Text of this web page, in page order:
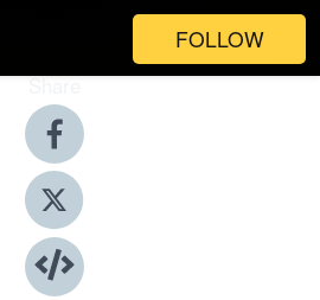
FOLLOW
Share